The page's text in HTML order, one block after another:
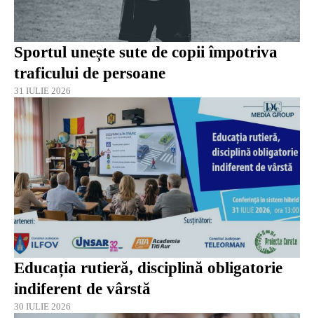
Sportul unește sute de copii împotriva
traficului de persoane
31 IULIE 2026
Educația rutieră, disciplină obligatorie
indiferent de vârstă
30 IULIE 2026